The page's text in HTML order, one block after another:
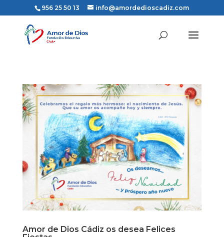
956 25 50 13 info@amordedioscadiz.com
Amor de Dios Cádiz os desea Felices